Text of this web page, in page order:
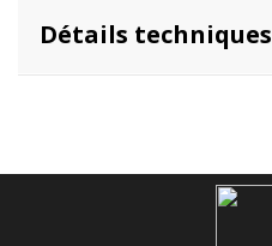
Détails techniques